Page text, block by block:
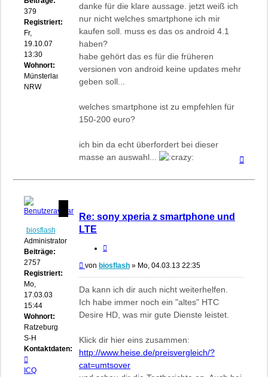
379
Registriert:
Fr,
19.10.07
13:30
Wohnort:
Münsterland
NRW
danke für die klare aussage. jetzt weiß ich
nur nicht welches smartphone ich mir
kaufen soll. muss es das os android 4.1
haben?
habe gehört das es für die früheren
versionen von android keine updates mehr
geben soll...
welches smartphone ist zu empfehlen für
150-200 euro?
ich bin da echt überfordert bei dieser
masse an auswahl...
biosflash
Administrator
Beiträge:
2757
Registriert:
Mo,
17.03.03
15:44
Wohnort:
Ratzeburg,
S-H
Kontaktdaten:
von
ICQ
Re: sony xperia z smartphone und
LTE
Beitrag
von biosflash » Mo, 04.03.13 22:35
Da kann ich dir auch nicht weiterhelfen.
Ich habe immer noch ein "altes" HTC
Desire HD, was mir gute Dienste leistet.
Klick dir hier eins zusammen:
http://www.heise.de/preisvergleich/?
cat=umtsover